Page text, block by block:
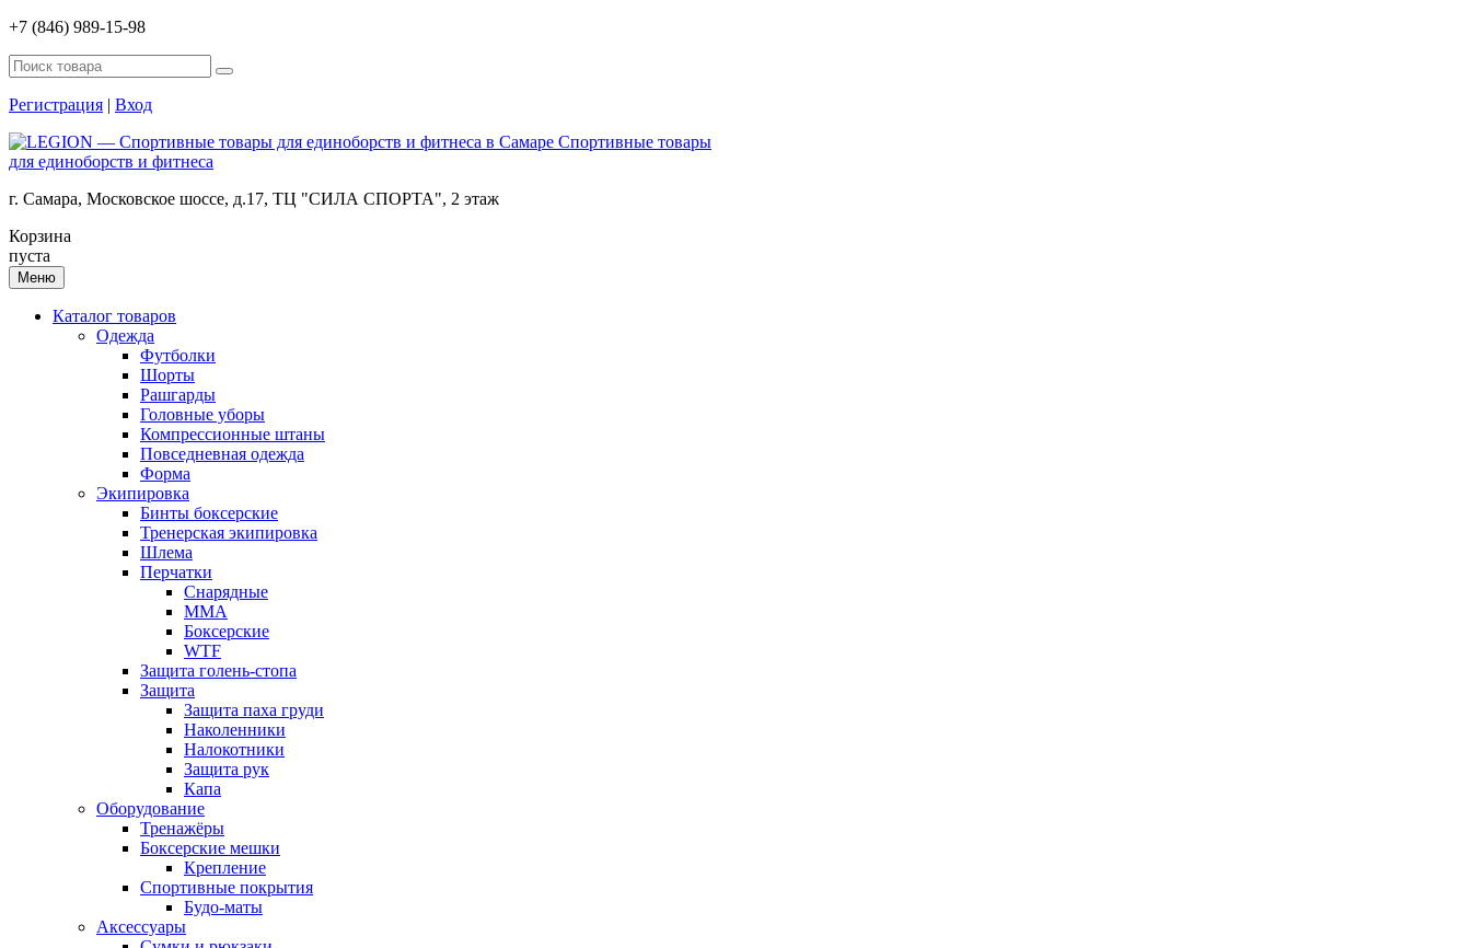
+7 (846) 989-15-98
Регистрация | Вход
Спортивные товары
для единоборств и фитнеса
г. Самара, Московское шоссе, д.17, ТЦ "СИЛА СПОРТА", 2 этаж
Корзина
пуста
Меню
Каталог товаров
Одежда
Футболки
Шорты
Рашгарды
Головные уборы
Компрессионные штаны
Повседневная одежда
Форма
Экипировка
Бинты боксерские
Тренерская экипировка
Шлема
Перчатки
Снарядные
ММА
Боксерские
WTF
Защита голень-стопа
Защита
Защита паха груди
Наколенники
Налокотники
Защита рук
Капа
Оборудование
Тренажёры
Боксерские мешки
Крепление
Спортивные покрытия
Будо-маты
Аксессуары